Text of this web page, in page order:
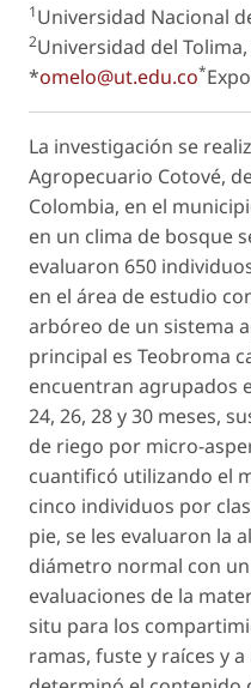
1Universidad Nacional
2Universidad del
*omelo@ut.edu.co*
La investigación se
Agropecuario Cotové,
Colombia, en el
en un clima de bosque
evaluaron 650
en el área de estudio
arbóreo de un sistema
principal es Teobroma
encuentran agrupados
24, 26, 28 y 30 meses,
de riego por micro-
cuantificó utilizando el
cinco individuos por
pie, se les evaluaron la
diámetro normal con un
evaluaciones de la
situ para los
ramas, fuste y raíces y